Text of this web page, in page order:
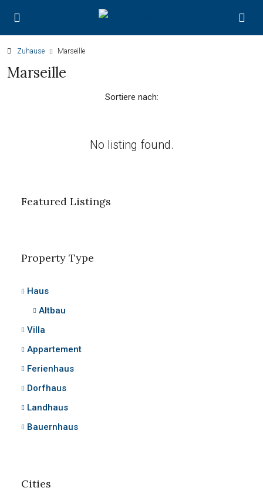
Zuhause Marseille
Marseille
Sortiere nach:
No listing found.
Featured Listings
Property Type
Haus
Altbau
Villa
Appartement
Ferienhaus
Dorfhaus
Landhaus
Bauernhaus
Cities